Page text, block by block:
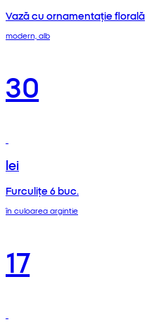
Vază cu ornamentație florală
modern, alb
30
lei
Furculițe 6 buc.
în culoarea argintie
17